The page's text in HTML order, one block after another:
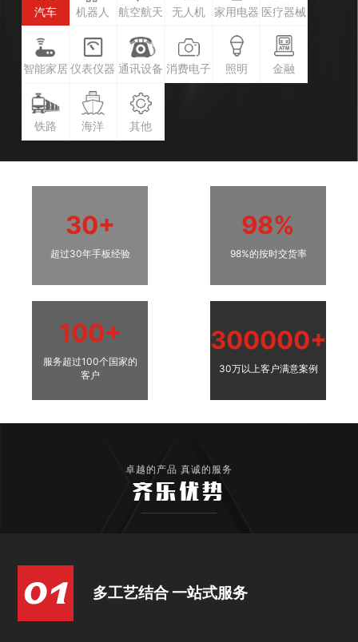
汽车 机器人 航空航天 无人机 家用电器 医疗器械
智能家居 仪表仪器 通讯设备 消费电子 照明 金融
铁路 海洋 其他
30+
超过30年手板经验
98%
98%的按时交货率
100+
服务超过100个国家的
客户
300000+
30万以上客户满意案例
卓越的产品 真诚的服务
齐乐优势
多工艺结合 一站式服务